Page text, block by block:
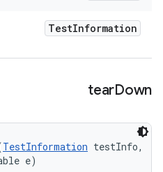
TestInformation
tearDown
TestInformation testInfo,
e)